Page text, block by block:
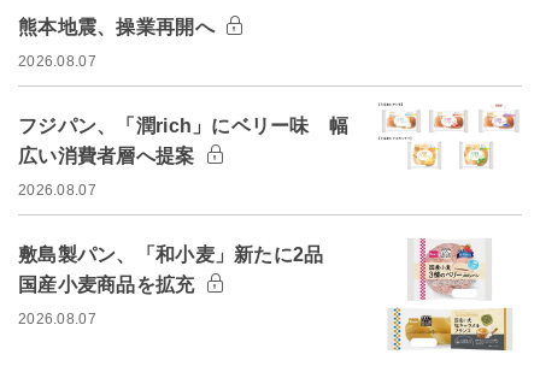
熊本地震、操業再開へ
2026.08.07
フジパン、「潤rich」にベリー味 幅
広い消費者層へ提案
2026.08.07
敷島製パン、「和小麦」新たに2品
国産小麦商品を拡充
2026.08.07